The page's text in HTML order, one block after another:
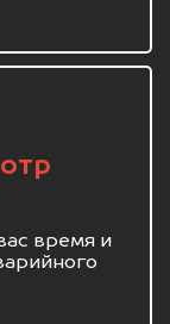
время и